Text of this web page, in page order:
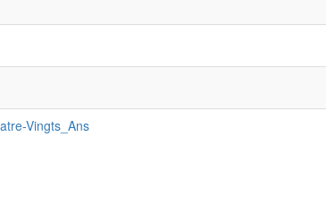
Vingts_Ans